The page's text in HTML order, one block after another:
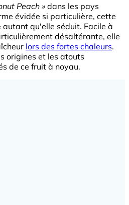
Peach » dans les pays
évidée si particulière, cette
qu'elle séduit. Facile à
désaltérante, elle
lors des fortes chaleurs.
origines et les atouts
de ce fruit à noyau.